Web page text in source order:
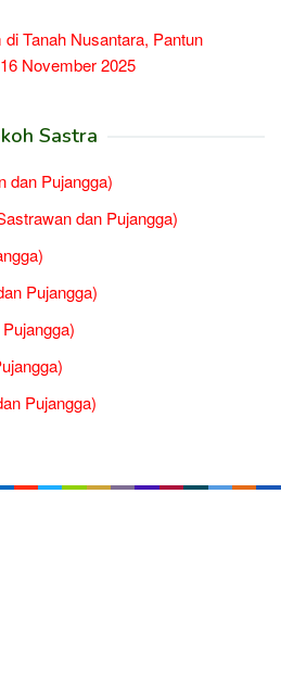
Tanah Nusantara, Pantun
November 2025
Sastra
dan Pujangga)
dan Pujangga)
Pujangga)
Pujangga)